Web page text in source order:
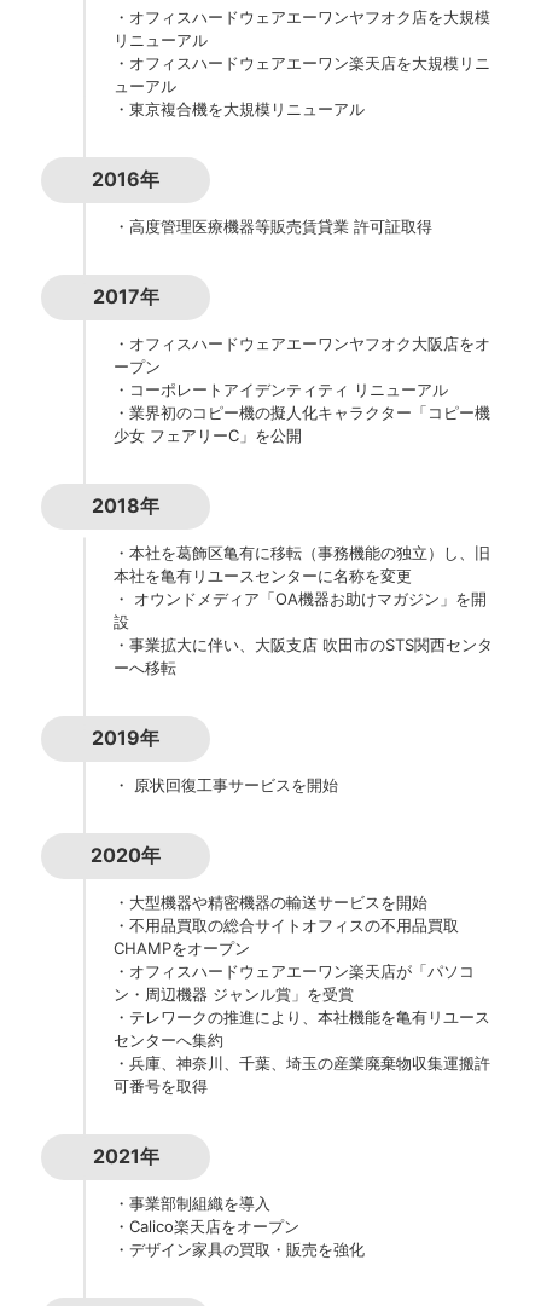
・オフィスハードウェアエーワンヤフオク店を大規模
リニューアル
・オフィスハードウェアエーワン楽天店を大規模リニ
ューアル
・東京複合機を大規模リニューアル
2016年
・高度管理医療機器等販売賃貸業 許可証取得
2017年
・オフィスハードウェアエーワンヤフオク大阪店をオ
ープン
・コーポレートアイデンティティ リニューアル
・業界初のコピー機の擬人化キャラクター「コピー機
少女 フェアリーC」を公開
2018年
・本社を葛飾区亀有に移転（事務機能の独立）し、旧
本社を亀有リユースセンターに名称を変更
・ オウンドメディア「OA機器お助けマガジン」を開
設
・事業拡大に伴い、大阪支店 吹田市のSTS関西センタ
ーへ移転
2019年
・ 原状回復工事サービスを開始
2020年
・大型機器や精密機器の輸送サービスを開始
・不用品買取の総合サイトオフィスの不用品買取
CHAMPをオープン
・オフィスハードウェアエーワン楽天店が「パソコ
ン・周辺機器 ジャンル賞」を受賞
・テレワークの推進により、本社機能を亀有リユース
センターへ集約
・兵庫、神奈川、千葉、埼玉の産業廃棄物収集運搬許
可番号を取得
2021年
・事業部制組織を導入
・Calico楽天店をオープン
・デザイン家具の買取・販売を強化